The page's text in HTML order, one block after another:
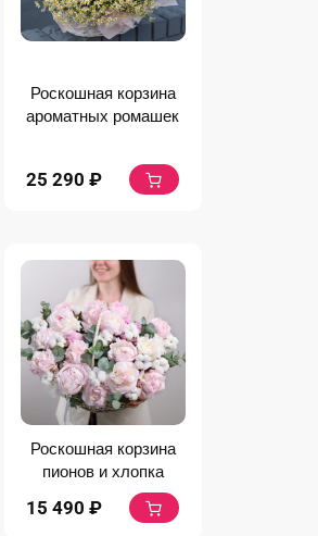
Роскошная корзина
ароматных ромашек
25 290 ₽
Роскошная корзина
пионов и хлопка
15 490 ₽